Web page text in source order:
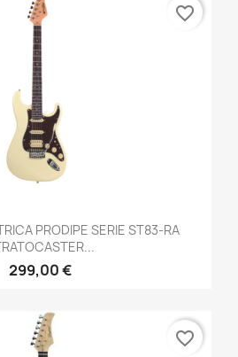
PRODIPE SERIE ST83-RA
299,00 €
favorite_border
favorite_border